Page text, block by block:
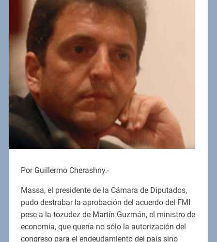
Por Guillermo Cherashny.-
Massa, el presidente de la Cámara de Diputados,
pudo destrabar la aprobación del acuerdo del FMI
pese a la tozudez de Martín Guzmán, el ministro de
economía, que quería no sólo la autorización del
congreso para el endeudamiento del país sino